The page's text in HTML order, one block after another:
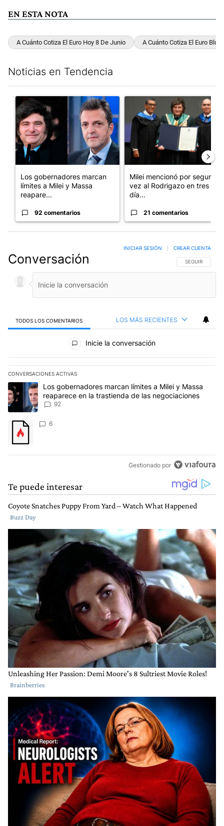
EN ESTA NOTA
A Cuánto Cotiza El Euro Hoy 8 De Junio A Cuánto Cotiza El Euro
Noticias en Tendencia
Un artículo de tendencia con el título "Los gobernadores
Los gobernadores marcan
límites a Milei y Massa
reapare...
92 comentarios
Un artículo de tendencia
Milei mencionó por segunda
vez al Rodrigazo en tres
día...
21 comentarios
Conversación SIGA ESTA
SEGUIR
INICIAR SESIÓN CREAR CUENTA
TODOS LOS COMENTARIOS LOS MÁS RECIENTES
Todos los comentarios
Inicie la conversación
CONVERSACIONES ACTIVAS
Este listado muestra los artículos con más comentarios en los
Un artículo de tendencia con el título "Los gobernadores marcan
Los gobernadores marcan límites a Milei y Massa
reaparece en la trastienda de las negociaciones
92
Un artículo de tendencia con el título "" con 6 comentarios.
6
Gestionado por